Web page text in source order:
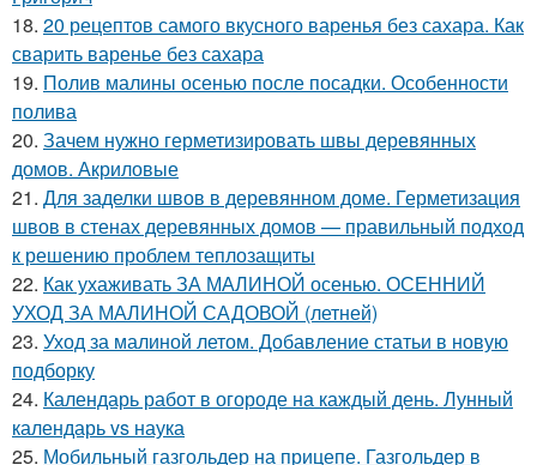
18. 20 рецептов самого вкусного варенья без сахара. Как
сварить варенье без сахара
19. Полив малины осенью после посадки. Особенности
полива
20. Зачем нужно герметизировать швы деревянных
домов. Акриловые
21. Для заделки швов в деревянном доме. Герметизация
швов в стенах деревянных домов — правильный подход
к решению проблем теплозащиты
22. Как ухаживать ЗА МАЛИНОЙ осенью. ОСЕННИЙ
УХОД ЗА МАЛИНОЙ САДОВОЙ (летней)
23. Уход за малиной летом. Добавление статьи в новую
подборку
24. Календарь работ в огороде на каждый день. Лунный
календарь vs наука
25. Мобильный газгольдер на прицепе. Газгольдер в